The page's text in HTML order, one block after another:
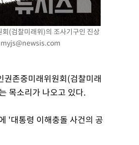
(검찰미래위)의 조사기구인 진상
myjs@newsis.com
권존중미래위원회(검찰미래
목소리가 나오고 있다.
'대통령 이해충돌 사건의 공